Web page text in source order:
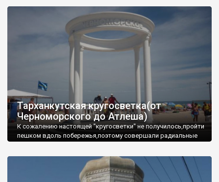
Тарханкутская кругосветка(от
Черноморского до Атлеша)
К сожалению настоящей "кругосветки" не получилось,пройти
пешком вдоль побережья,поэтому совершали радиальные